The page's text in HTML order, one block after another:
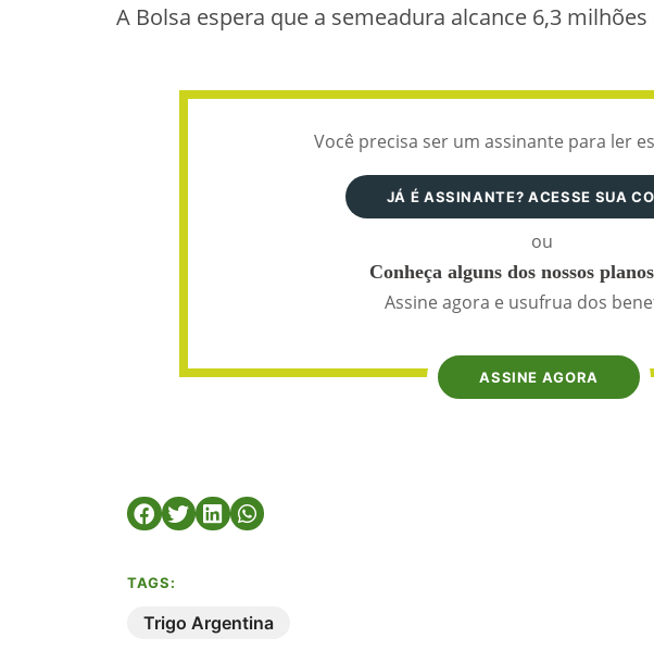
A Bolsa espera que a semeadura alcance 6,3
Você precisa ser um assinante para ler
JÁ É ASSINANTE? ACESSE SUA
ou
Conheça alguns dos nossos
Assine agora e usufrua dos
ASSINE AGORA
TAGS:
Trigo Argentina